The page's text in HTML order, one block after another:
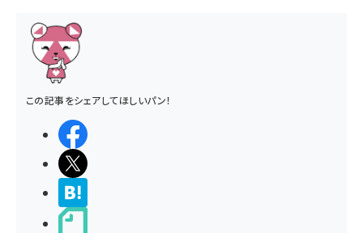
この記事をシェアしてほしいパン！